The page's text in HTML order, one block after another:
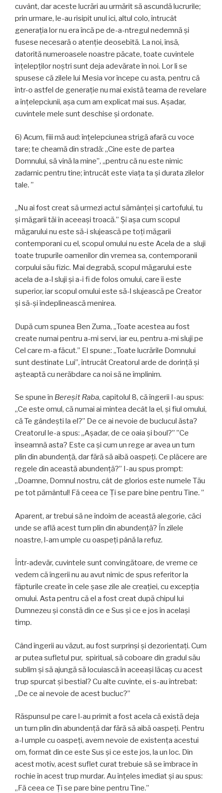
cuvânt, dar aceste lucrări au urmărit să ascundă lucrurile;
prin urmare, le-au risipit unul ici, altul colo, întrucât
generaţia lor nu era încă pe de-a-ntregul nedemnă și
fusese necesară o atenţie deosebită. La noi, însă,
datorită numeroasele noastre păcate, toate cuvintele
înțelepţilor noştri sunt deja adevărate în noi. Lor li se
spusese că zilele lui Mesia vor începe cu asta, pentru că
într-o astfel de generație nu mai există teama de revelare
a înţelepciunii, așa cum am explicat mai sus. Aşadar,
cuvintele mele sunt deschise și ordonate.
6) Acum, fiii mă aud: înțelepciunea strigă afară cu voce
tare; te cheamă din stradă: „Cine este de partea
Domnului, să vină la mine”, „pentru că nu este nimic
zadarnic pentru tine; întrucât este viața ta și durata zilelor
tale. ”
„Nu ai fost creat să urmezi actul sămânţei și cartofului, tu
și măgarii tăi în aceeaşi troacă.” Și aşa cum scopul
măgarului nu este să-i slujească pe toţi măgarii
contemporani cu el, scopul omului nu este Acela de a sluji
toate trupurile oamenilor din vremea sa, contemporanii
corpului său fizic. Mai degrabă, scopul măgarului este
acela de a-l sluji și a-i fi de folos omului, care îi este
superior, iar scopul omului este să-l slujească pe Creator
și să-și îndeplinească menirea.
După cum spunea Ben Zuma, „Toate acestea au fost
create numai pentru a-mi servi, iar eu, pentru a-mi sluji pe
Cel care m-a făcut.” El spune: „Toate lucrările Domnului
sunt destinate Lui”, întrucât Creatorul arde de dorinţă şi
aşteaptă cu nerăbdare ca noi să ne împlinim.
Se spune în Bereşit Raba, capitolul 8, că îngerii I-au spus:
„Ce este omul, că numai ai mintea decât la el, și fiul omului,
că Te gândești la el?” De ce ai nevoie de buclucul ăsta?
Creatorul le-a spus: „Aşadar, de ce oaia şi boul?” ”Ce
înseamnă asta? Este ca şi cum un rege ar avea un turn
plin din abundenţă, dar fără să aibă oaspeți. Ce plăcere are
regele din această abundenţă?” I-au spus prompt:
„Doamne, Domnul nostru, cât de glorios este numele Tău
pe tot pământul! Fă ceea ce Ţi se pare bine pentru Tine. ”
Aparent, ar trebui să ne îndoim de această alegorie, căci
unde se află acest turn plin din abundenţă? În zilele
noastre, l-am umple cu oaspeţi până la refuz.
Într-adevăr, cuvintele sunt convingătoare, de vreme ce
vedem că îngerii nu au avut nimic de spus referitor la
făpturile create în cele șase zile ale creației, cu excepția
omului. Asta pentru că el a fost creat după chipul lui
Dumnezeu și constă din ce e Sus şi ce e jos în acelaşi
timp.
Când îngerii au văzut, au fost surprinşi şi dezorientaţi. Cum
ar putea sufletul pur, spiritual, să coboare din gradul său
sublim și să ajungă să locuiască în aceeași lăcaş cu acest
trup spurcat și bestial? Cu alte cuvinte, ei s-au întrebat:
„De ce ai nevoie de acest bucluc?”
Răspunsul pe care l-au primit a fost acela că există deja
un turn plin din abundenţă dar fără să aibă oaspeți. Pentru
a-l umple cu oaspeți, avem nevoie de existența acestui
om, format din ce este Sus şi ce este jos, la un loc. Din
acest motiv, acest suflet curat trebuie să se îmbrace în
rochie în acest trup murdar. Au înțeles imediat și au spus:
„Fă ceea ce Ţi se pare bine pentru Tine.”